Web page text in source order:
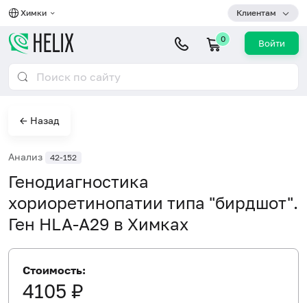
Химки Клиентам
0 Войти
← Назад
Анализ 42-152
Генодиагностика
хориоретинопатии типа "бирдшот".
Ген HLA-A29 в Химках
Стоимость:
4105 ₽